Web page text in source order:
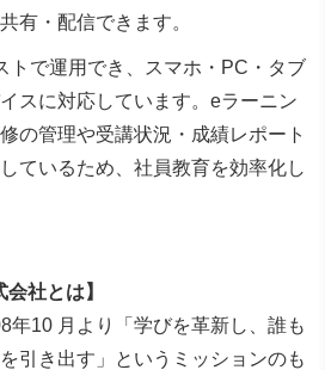
有・配信できます。
トで運用でき、スマホ・PC・タブ
スに対応しています。eラーニン
の管理や受講状況・成績レポート
ているため、社員教育を効率化し
社とは】
年10 月より「学びを革新し、誰も
引き出す」とい うミッションのも